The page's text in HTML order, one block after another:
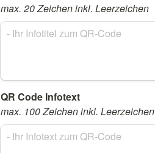
max. 20 Zeichen inkl. Leerzeichen
max. 100 Zeichen inkl. Leerzeichen